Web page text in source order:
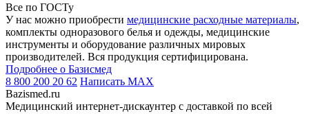
Все по ГОСТу
У нас можно приобрести медицинские расходные материалы,
комплекты одноразового белья и одежды, медицинские
инструменты и оборудование различных мировых
производителей. Вся продукция сертифицирована.
Подробнее о Базисмед
8 800 200 20 62 Написать MAX
Bazismed.ru
Медицинский интернет-дискаунтер с доставкой по всей